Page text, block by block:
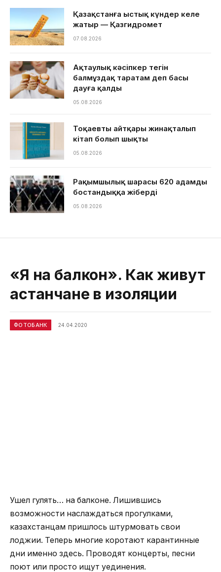
Қазақстанға ыстық күндер келе
жатыр — Қазгидромет
07.08.2026
Ақтаулық кәсіпкер тегін
балмұздақ таратам деп басы
дауға қалды
05.08.2026
Тоқаевтың айтқары жинақталып
кітап болып шықты
05.08.2026
Рақымшылық шарасы 620 адамды
бостандыққа жіберді
05.08.2026
«Я на балкон». Как живут
астанчане в изоляции
ФОТОБАНК 24.04.2020
Ушел гулять… на балконе. Лишившись
возможности наслаждаться прогулками,
казахстанцам пришлось штурмовать свои
лоджии. Теперь многие коротают карантинные
дни именно здесь. Проводят концерты, песни
поют или просто ищут уединения.